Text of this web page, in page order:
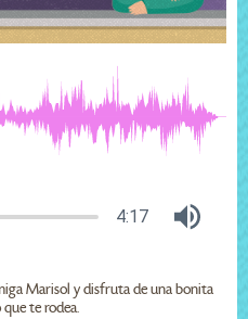
4:17
Marisol y disfruta de una bonita
te rodea.